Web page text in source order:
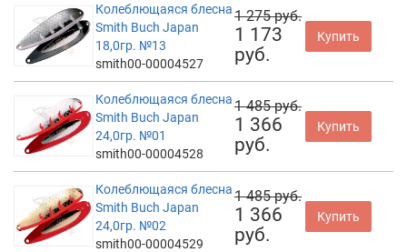
Колеблющаяся блесна
Smith Buch Japan
18,0гр. №13
smith00-00004527
1 275 руб.
1 173
руб.
Купить
Колеблющаяся блесна
Smith Buch Japan
24,0гр. №01
smith00-00004528
1 485 руб.
1 366
руб.
Купить
Колеблющаяся блесна
Smith Buch Japan
24,0гр. №02
smith00-00004529
1 485 руб.
1 366
руб.
Купить